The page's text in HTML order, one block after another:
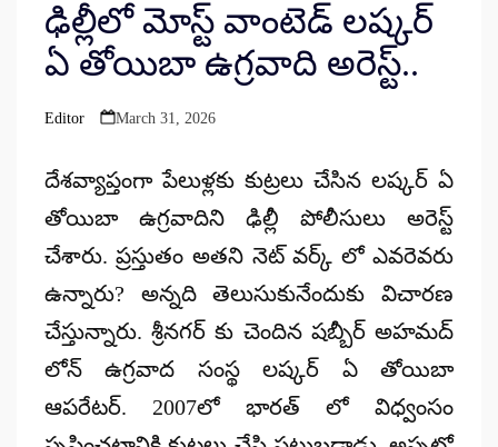
ఢిల్లీలో మోస్ట్ వాంటెడ్ లష్కర్
ఏ తోయిబా ఉగ్రవాది అరెస్ట్..
Posted
Editor March 31, 2026
దేశవ్యాప్తంగా పేలుళ్లకు కుట్రలు చేసిన లష్కర్ ఏ
తోయిబా ఉగ్రవాదిని ఢిల్లీ పోలీసులు అరెస్ట్
చేశారు. ప్రస్తుతం అతని నెట్ వర్క్ లో ఎవరెవరు
ఉన్నారు? అన్నది తెలుసుకునేందుకు విచారణ
చేస్తున్నారు. శ్రీనగర్ కు చెందిన షబ్బీర్ అహమద్
లోన్ ఉగ్రవాద సంస్థ లష్కర్ ఏ తోయిబా
ఆపరేటర్. 2007లో భారత్ లో విధ్వంసం